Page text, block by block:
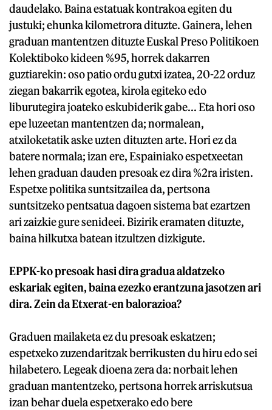
daudelako. Baina estatuak kontrakoa egiten du
justuki; ehunka kilometrora dituzte. Gainera, lehen
graduan mantentzen dituzte Euskal Preso Politikoen
Kolektiboko kideen %95, horrek dakarren
guztiarekin: oso patio ordu gutxi izatea, 20-22 orduz
ziegan bakarrik egotea, kirola egiteko edo
liburutegira joateko eskubiderik gabe... Eta hori oso
epe luzeetan mantentzen da; normalean,
atxiloketatik aske uzten dituzten arte. Hori ez da
batere normala; izan ere, Espainiako espetxeetan
lehen graduan dauden presoak ez dira %2ra iristen.
Espetxe politika suntsitzailea da, pertsona
suntsitzeko pentsatua dagoen sistema bat ezartzen
ari zaizkie gure senideei. Bizirik eramaten dituzte,
baina hilkutxa batean itzultzen dizkigute.
EPPK-ko presoak hasi dira gradua aldatzeko
eskariak egiten, baina ezezko erantzuna jasotzen ari
dira. Zein da Etxerat-en balorazioa?
Graduen mailaketa ez du presoak eskatzen;
espetxeko zuzendaritzak berrikusten du hiru edo sei
hilabetero. Legeak dioena zera da: norbait lehen
graduan mantentzeko, pertsona horrek arriskutsua
izan behar duela espetxerako edo bere